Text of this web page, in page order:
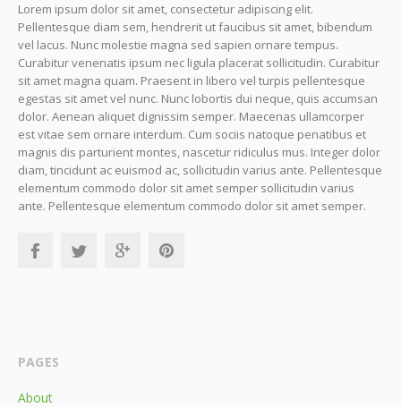
Lorem ipsum dolor sit amet, consectetur adipiscing elit.
Pellentesque diam sem, hendrerit ut faucibus sit amet, bibendum
vel lacus. Nunc molestie magna sed sapien ornare tempus.
Curabitur venenatis ipsum nec ligula placerat sollicitudin. Curabitur
sit amet magna quam. Praesent in libero vel turpis pellentesque
egestas sit amet vel nunc. Nunc lobortis dui neque, quis accumsan
dolor. Aenean aliquet dignissim semper. Maecenas ullamcorper
est vitae sem ornare interdum. Cum sociis natoque penatibus et
magnis dis parturient montes, nascetur ridiculus mus. Integer dolor
diam, tincidunt ac euismod ac, sollicitudin varius ante. Pellentesque
elementum commodo dolor sit amet semper sollicitudin varius
ante. Pellentesque elementum commodo dolor sit amet semper.
PAGES
About